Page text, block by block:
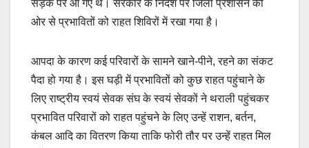
सड़क पर आ गए थे। सरकार के निर्देश पर जिला प्रशासन की
ओर से प्रभावितों को राहत शिविरों में रखा गया है।
आपदा के कारण कई परिवारों के सामने खाने-पीने, रहने का संकट
पैदा हो गया है। इस घड़ी में प्रभावितों को कुछ राहत पहुंचाने के
लिए राष्ट्रीय स्वयं सेवक संघ के स्वयं सेवकों ने थराली पहुंचकर
प्रभावित परिवारों को राहत पहुंचने के लिए उन्हें राशन, बर्तन,
कंबल आदि का वितरण किया ताकि फोरी तौर पर उन्हें राहत मिल